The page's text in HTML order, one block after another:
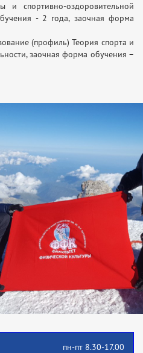
и спортивно-оздоровительной
- 2 года, заочная форма
(профиль) Теория спорта и
заочная форма обучения –
пн-пт 8.30-17.00